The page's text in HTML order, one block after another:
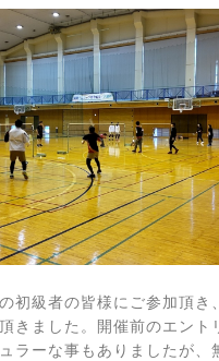
初級者の皆様にご参加頂き
きました。開催前のエント
ラーな事もありましたが、